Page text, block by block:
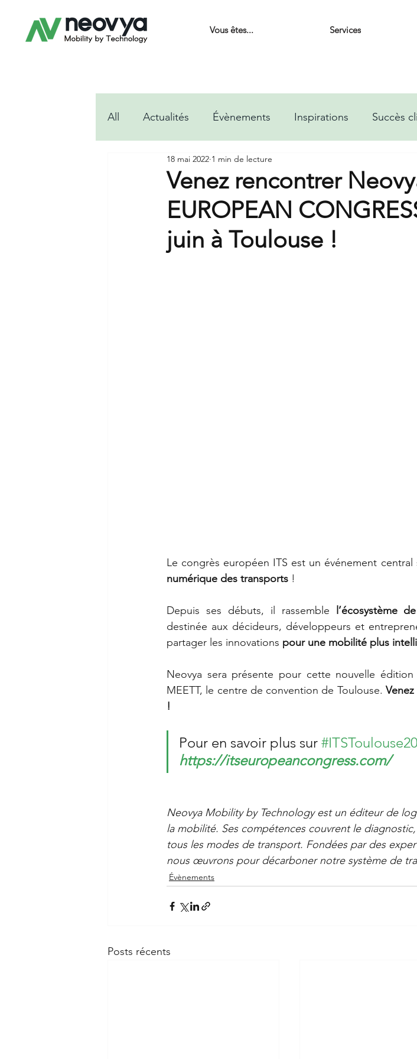
Vous êtes... Services
All Actualités Évènements Inspirations Succès
Venez rencontrer
EUROPEAN
juin à Toulouse !
18 mai 2022 1 min de lecture
Le congrès européen ITS est un événement central
numérique des transports !
Depuis ses débuts, il rassemble l’écosystème
destinée aux décideurs, développeurs et
partager les innovations pour une mobilité plus
Neovya sera présente pour cette nouvelle
MEETT, le centre de convention de Toulouse.
!
Pour en savoir plus sur
https://itseuropeancongress.com/
Neovya Mobility by Technology est un éditeur de
la mobilité. Ses compétences couvrent le
tous les modes de transport. Fondées par des
nous œuvrons pour décarboner notre système de
Évènements
Posts récents